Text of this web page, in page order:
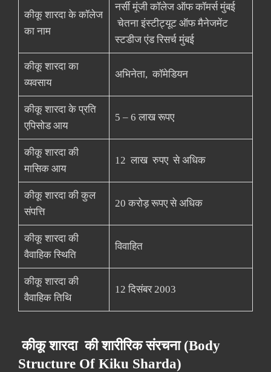
कीकू शारदा के कॉलेज
का नाम
नर्सी मूंजी कॉलेज ऑफ कॉमर्स मुंबई
चेतना इंस्टीट्यूट ऑफ मैनेजमेंट
स्टडीज एंड रिसर्च मुंबई
कीकू शारदा का
व्यवसाय
अभिनेता, कॉमेडियन
कीकू शारदा के प्रति
एपिसोड आय
5 – 6 लाख रूपए
कीकू शारदा की
मासिक आय
12 लाख रुपए से अधिक
कीकू शारदा की कुल
संपत्ति
20 करोड़ रूपए से अधिक
कीकू शारदा की
वैवाहिक स्थिति
विवाहित
कीकू शारदा की
वैवाहिक तिथि
12 दिसंबर 2003
कीकू शारदा की शारीरिक संरचना (Body
Structure Of Kiku Sharda)